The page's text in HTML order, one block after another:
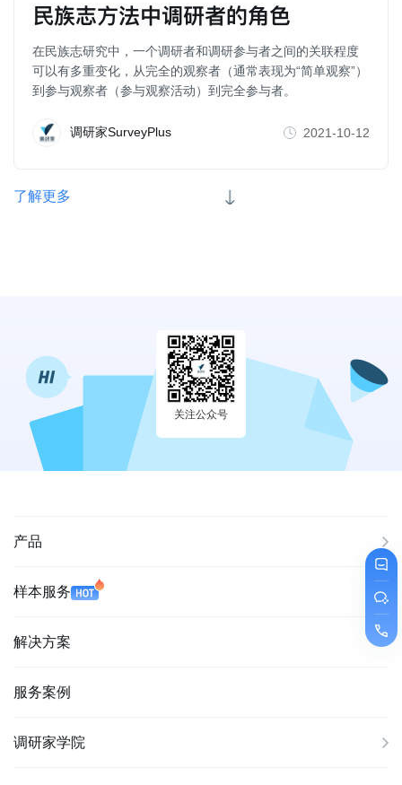
民族志方法中调研者的角色
在民族志研究中，一个调研者和调研参与者之间的关联程度
可以有多重变化，从完全的观察者（通常表现为“简单观察”）
到参与观察者（参与观察活动）到完全参与者。
调研家SurveyPlus 2021-10-12
了解更多
关注公众号
产品
样本服务
解决方案
服务案例
调研家学院